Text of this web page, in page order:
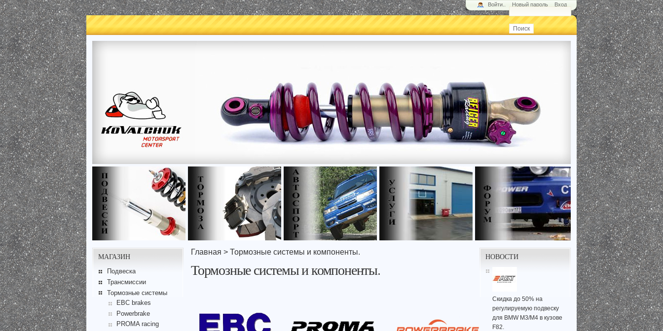
Войти.. Новый пароль Вход
МАГАЗИН
Подвеска
Трансмиссии
Тормозные системы
EBC brakes
Powerbrake
PROMA racing
Главная > Тормозные системы и компоненты.
Тормозные системы и компоненты.
НОВОСТИ
Скидка до 50% на
регулируемую подвеску
для BMW M3/M4 в кузове
F82.